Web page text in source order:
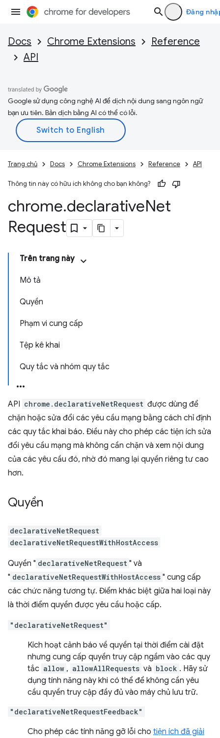
Đăng
Docs Chrome Extensions
Reference
API
Google sử dụng công nghệ AI để dịch nội dung sang ngôn ngữ
bạn ưu tiên. Bản dịch bằng AI có thể có lỗi.
Trang chủ Docs Chrome Extensions Reference API
Thông tin này có hữu ích không cho bạn không?
chrome.declarativeNet
Request
Trên trang này
Mô tả
Quyền
Phạm vi cung cấp
Tệp kê khai
Quy tắc và nhóm quy tắc
API chrome.declarativeNetRequest được dùng để
chặn hoặc sửa đổi các yêu cầu mạng bằng cách chỉ định
các quy tắc khai báo. Điều này cho phép các tiện ích sửa
đổi yêu cầu mạng mà không cần chặn và xem nội dung
của các yêu cầu đó, nhờ đó mang lại quyền riêng tư cao
hơn.
Quyền
declarativeNetRequest
declarativeNetRequestWithHostAccess
Quyền " declarativeNetRequest " và
" declarativeNetRequestWithHostAccess " cung cấp
các chức năng tương tự. Điểm khác biệt giữa hai loại này
là thời điểm quyền được yêu cầu hoặc cấp.
"declarativeNetRequest"
Kích hoạt cảnh báo về quyền tại thời điểm cài đặt
nhưng cung cấp quyền truy cập ngầm vào các quy
tắc allow , allowAllRequests và block . Hãy sử
dụng tính năng này khi có thể để không cần yêu
cầu quyền truy cập đầy đủ vào máy chủ lưu trữ.
"declarativeNetRequestFeedback"
Cho phép các tính năng gỡ lỗi cho tiện ích đã giải